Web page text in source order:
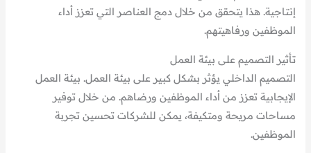
إنتاجية. هذا يتحقق من خلال دمج العناصر التي تعزز أداء
الموظفين ورفاهيتهم.
تأثير التصميم على بيئة العمل
التصميم الداخلي يؤثر بشكل كبير على بيئة العمل. بيئة العمل
الإيجابية تعزز من أداء الموظفين ورضاهم. من خلال توفير
مساحات مريحة ومتكيفة، يمكن للشركات تحسين تجربة
الموظفين.